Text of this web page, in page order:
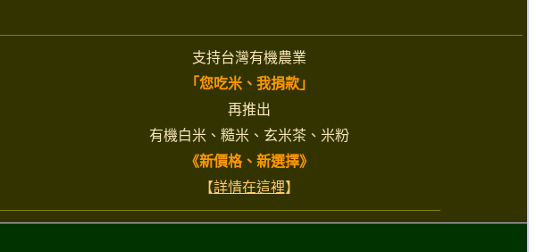
支持台灣有機農業
「您吃米、我捐款」
再推出
有機白米、糙米、玄米茶、米粉
《新價格、新選擇》
【詳情在這裡】